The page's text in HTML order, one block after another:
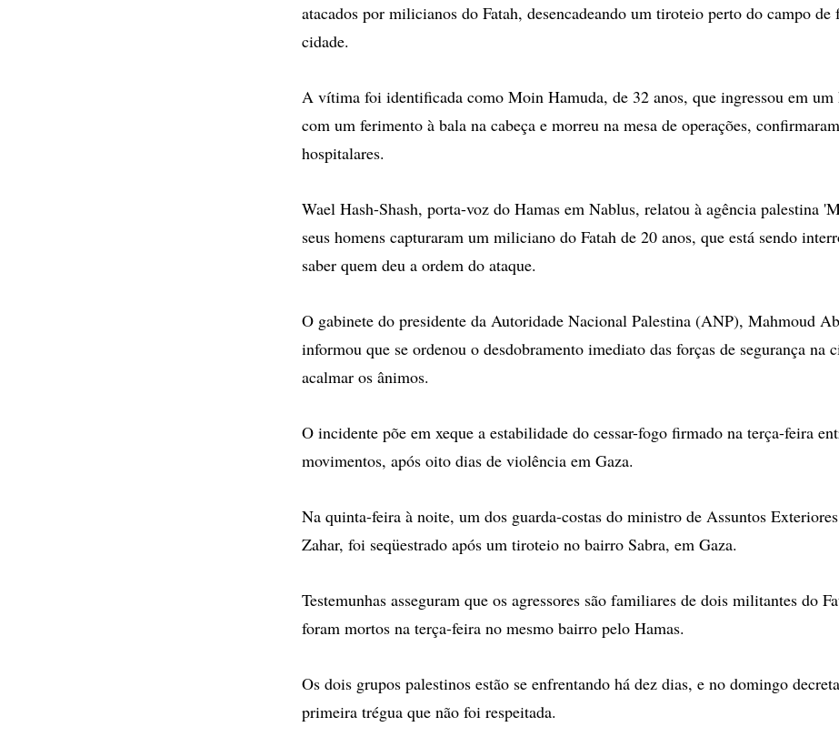
atacados por milicianos do Fatah, desencadeando um tiroteio perto do campo de
cidade.
A vítima foi identificada como Moin Hamuda, de 32 anos, que ingressou em um
com um ferimento à bala na cabeça e morreu na mesa de operações,
hospitalares.
Wael Hash-Shash, porta-voz do Hamas em Nablus, relatou à agência palestina
seus homens capturaram um miliciano do Fatah de 20 anos, que está sendo
saber quem deu a ordem do ataque.
O gabinete do presidente da Autoridade Nacional Palestina (ANP), Mahmoud
informou que se ordenou o desdobramento imediato das forças de segurança na
acalmar os ânimos.
O incidente põe em xeque a estabilidade do cessar-fogo firmado na terça-feira
movimentos, após oito dias de violência em Gaza.
Na quinta-feira à noite, um dos guarda-costas do ministro de Assuntos
Zahar, foi seqüestrado após um tiroteio no bairro Sabra, em Gaza.
Testemunhas asseguram que os agressores são familiares de dois militantes do
foram mortos na terça-feira no mesmo bairro pelo Hamas.
Os dois grupos palestinos estão se enfrentando há dez dias, e no domingo
primeira trégua que não foi respeitada.